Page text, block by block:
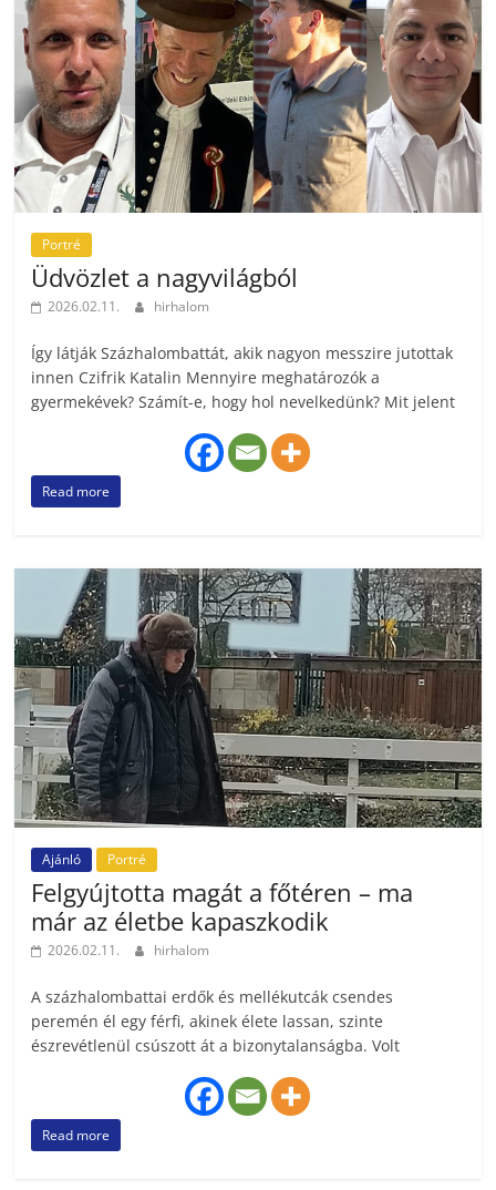
Portré
Üdvözlet a nagyvilágból
2026.02.11. hirhalom
Így látják Százhalombattát, akik nagyon messzire jutottak
innen Czifrik Katalin Mennyire meghatározók a
gyermekévek? Számít-e, hogy hol nevelkedünk? Mit jelent
Read more
Ajánló Portré
Felgyújtotta magát a főtéren – ma
már az életbe kapaszkodik
2026.02.11. hirhalom
A százhalombattai erdők és mellékutcák csendes
peremén él egy férfi, akinek élete lassan, szinte
észrevétlenül csúszott át a bizonytalanságba. Volt
Read more